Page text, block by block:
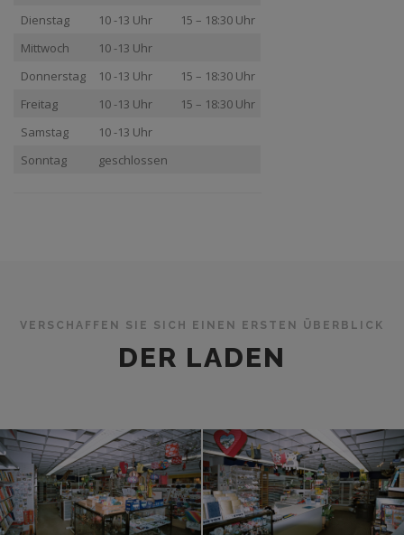
Dienstag
10 -13 Uhr
15 – 18:30 Uhr
Mittwoch
10 -13 Uhr
Donnerstag
10 -13 Uhr
15 – 18:30 Uhr
Freitag
10 -13 Uhr
15 – 18:30 Uhr
Samstag
10 -13 Uhr
Sonntag
geschlossen
VERSCHAFFEN SIE SICH EINEN ERSTEN ÜBERBLICK
DER LADEN